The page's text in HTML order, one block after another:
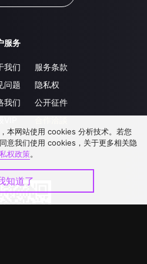
服务
我们
问题
我们
服务条款
隐私权
公开征件
本网站使用 cookies 分析技术。若您
意我们使用 cookies，关于更多相关隐
权政策。
知道了